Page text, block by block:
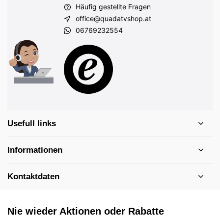
Häufig gestellte Fragen
office@quadatvshop.at
06769232554
Usefull links
Informationen
Kontaktdaten
Nie wieder Aktionen oder Rabatte